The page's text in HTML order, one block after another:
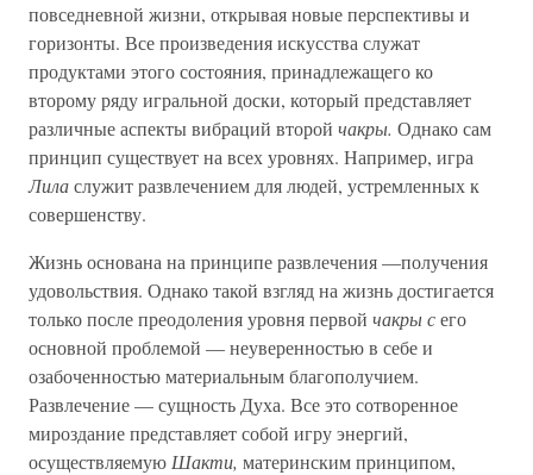
повседневной жизни, открывая новые перспективы и
горизонты. Все произведения искусства служат
продуктами этого состояния, принадлежащего ко
второму ряду игральной доски, который представляет
различные аспекты вибраций второй чакры. Однако сам
принцип существует на всех уровнях. Например, игра
Лиласлужит развлечением для людей, устремленных к
совершенству.
Жизнь основана на принципе развлечения —получения
удовольствия. Однако такой взгляд на жизнь достигается
только после преодоления уровня первой чакры сего
основной проблемой — неуверенностью в себе и
озабоченностью материальным благополучием.
Развлечение — сущность Духа. Все это сотворенное
мироздание представляет собой игру энергий,
осуществляемую Шакти, материнским принципом,